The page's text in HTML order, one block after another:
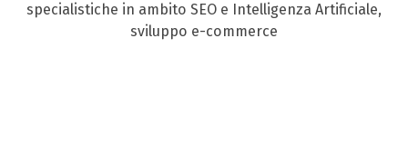
specialistiche in ambito SEO e Intelligenza Artificiale,
sviluppo e-commerce